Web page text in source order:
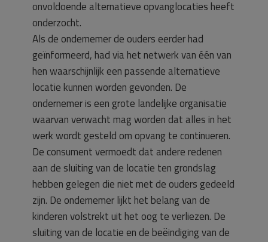
onvoldoende alternatieve opvanglocaties heeft
onderzocht.
Als de ondernemer de ouders eerder had
geïnformeerd, had via het netwerk van één van
hen waarschijnlijk een passende alternatieve
locatie kunnen worden gevonden. De
ondernemer is een grote landelijke organisatie
waarvan verwacht mag worden dat alles in het
werk wordt gesteld om opvang te continueren.
De consument vermoedt dat andere redenen
aan de sluiting van de locatie ten grondslag
hebben gelegen die niet met de ouders gedeeld
zijn. De ondernemer lijkt het belang van de
kinderen volstrekt uit het oog te verliezen. De
sluiting van de locatie en de beëindiging van de